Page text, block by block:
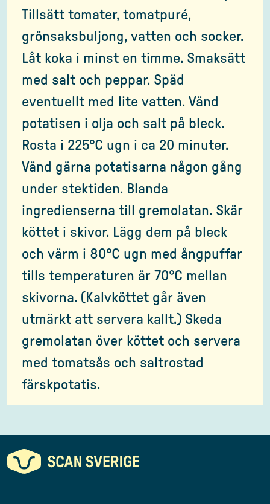
Tillsätt tomater, tomatpuré,
grönsaksbuljong, vatten och socker.
Låt koka i minst en timme. Smaksätt
med salt och peppar. Späd
eventuellt med lite vatten. Vänd
potatisen i olja och salt på bleck.
Rosta i 225°C ugn i ca 20 minuter.
Vänd gärna potatisarna någon gång
under stektiden. Blanda
ingredienserna till gremolatan. Skär
köttet i skivor. Lägg dem på bleck
och värm i 80°C ugn med ångpuffar
tills temperaturen är 70°C mellan
skivorna. (Kalvköttet går även
utmärkt att servera kallt.) Skeda
gremolatan över köttet och servera
med tomatsås och saltrostad
färskpotatis.